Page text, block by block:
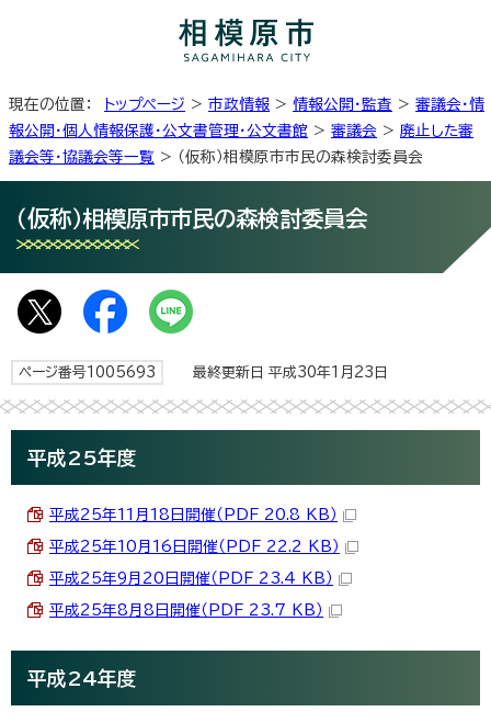
現在の位置： トップページ > 市政情報 > 情報公開・監査 > 審議会・情
報公開・個人情報保護・公文書管理・公文書館 > 審議会 > 廃止した審
議会等・協議会等一覧 > （仮称）相模原市市民の森検討委員会
（仮称）相模原市市民の森検討委員会
ページ番号1005693 最終更新日 平成30年1月23日
平成25年度
平成25年11月18日開催（PDF 20.8 KB）
平成25年10月16日開催（PDF 22.2 KB）
平成25年9月20日開催（PDF 23.4 KB）
平成25年8月8日開催（PDF 23.7 KB）
平成24年度